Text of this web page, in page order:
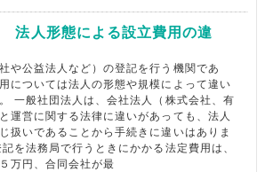
法人形態による設立費用の違
や公益法人など）の登記を行う機関であ
については法人の形態や規模によって違い
一般社団法人は、会社法人（株式会社、有
運営に関する法律に違いがあっても、法人
扱いであることから手続きに違いはありま
を法務局で行うときにかかる法定費用は、
万円、合同会社が最